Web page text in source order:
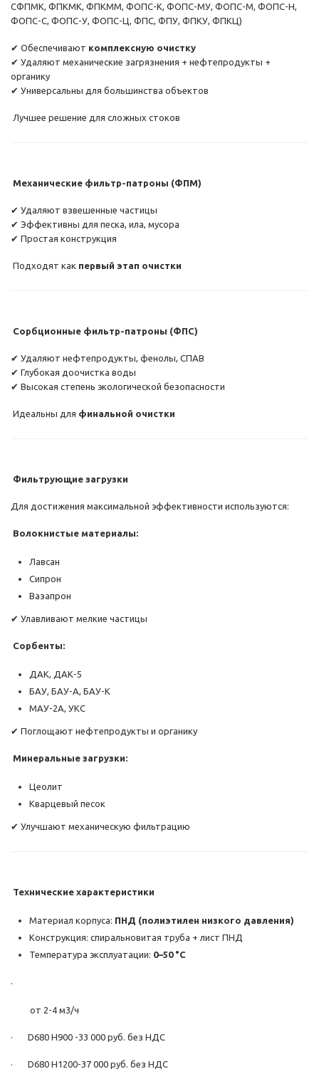
СФПМК, ФПКМК, ФПКММ, ФОПС-К, ФОПС-МУ, ФОПС-М, ФОПС-Н,
ФОПС-С, ФОПС-У, ФОПС-Ц, ФПС, ФПУ, ФПКУ, ФПКЦ)
✔ Обеспечивают комплексную очистку
✔ Удаляют механические загрязнения + нефтепродукты +
органику
✔ Универсальны для большинства объектов
Лучшее решение для сложных стоков
Механические фильтр-патроны (ФПМ)
✔ Удаляют взвешенные частицы
✔ Эффективны для песка, ила, мусора
✔ Простая конструкция
Подходят как первый этап очистки
Сорбционные фильтр-патроны (ФПС)
✔ Удаляют нефтепродукты, фенолы, СПАВ
✔ Глубокая доочистка воды
✔ Высокая степень экологической безопасности
Идеальны для финальной очистки
Фильтрующие загрузки
Для достижения максимальной эффективности используются:
Волокнистые материалы:
Лавсан
Сипрон
Вазапрон
✔ Улавливают мелкие частицы
Сорбенты:
ДАК, ДАК-5
БАУ, БАУ-А, БАУ-К
МАУ-2А, УКС
✔ Поглощают нефтепродукты и органику
Минеральные загрузки:
Цеолит
Кварцевый песок
✔ Улучшают механическую фильтрацию
Технические характеристики
Материал корпуса: ПНД (полиэтилен низкого давления)
Конструкция: спиральновитая труба + лист ПНД
Температура эксплуатации: 0–50 °C
·
от 2-4 м3/ч
· D680 H900 -33 000 руб. без НДС
· D680 H1200-37 000 руб. без НДС